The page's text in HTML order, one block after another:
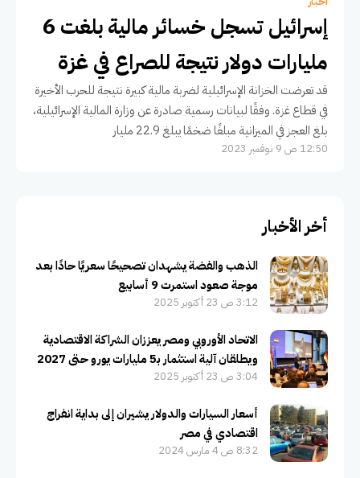
إسرائيل تسجل خسائر مالية بلغت 6
مليارات دولار نتيجة للصراع في غزة
قد تعرضت الخزانة الإسرائيلية لضربة مالية كبيرة نتيجة للحرب الأخيرة
في قطاع غزة. وفقًا لبيانات رسمية صادرة عن وزارة المالية الإسرائيلية،
بلغ العجز في الميزانية مبلغًا ضخمًا يبلغ 22.9 مليار
12:50 ص 9 نوفمبر 2023
أخر الأخبار
الذهب والفضة يشهدان تصحيحًا سعريًا حادًا بعد
موجة صعود استمرت 9 أسابيع
3:12 ص 23 أكتوبر 2025
الاتحاد الأوروبي ومصر يعززان الشراكة الاقتصادية
ويطلقان آلية استثمار بـ5 مليارات يورو حتى 2027
3:04 ص 23 أكتوبر 2025
أسعار السيارات والدولار يشيران إلى بداية انفراج
اقتصادي في مصر
8:32 ص 4 مارس 2024